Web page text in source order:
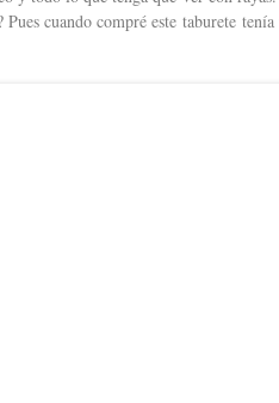
Pues cuando compré este taburete